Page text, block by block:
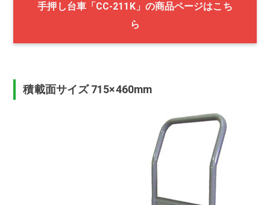
手押し台車「CC-211K」の商品ページはこち
ら
積載面サイズ 715×460mm